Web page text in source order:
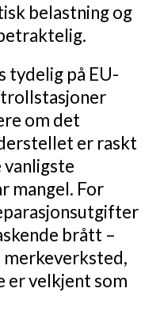
belastning og
tydelig på EU-
om det
er raskt
vanligste
mangel. For
brått –
merkeverksted,
er velkjent som